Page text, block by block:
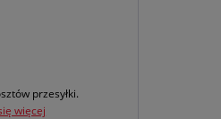
przesyłki.
więcej